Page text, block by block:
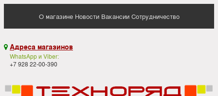
О магазине Новости Вакансии Сотрудничество
 Адреса магазинов
WhatsApp и Viber:
+7 928 22-00-390